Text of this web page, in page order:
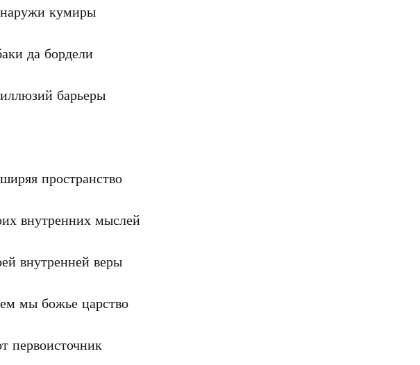
кумиры
да бордели
барьеры
пространство
внутренних мыслей
внутренней веры
мы божье царство
первоисточник